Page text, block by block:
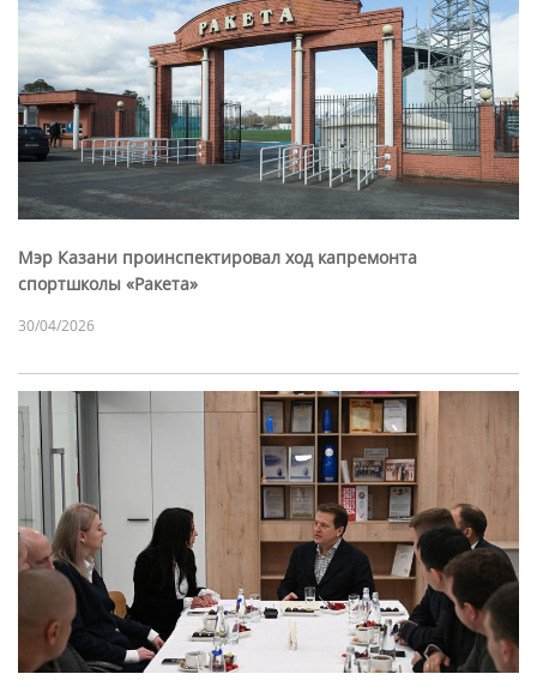
Мэр Казани проинспектировал ход капремонта
спортшколы «Ракета»
30/04/2026